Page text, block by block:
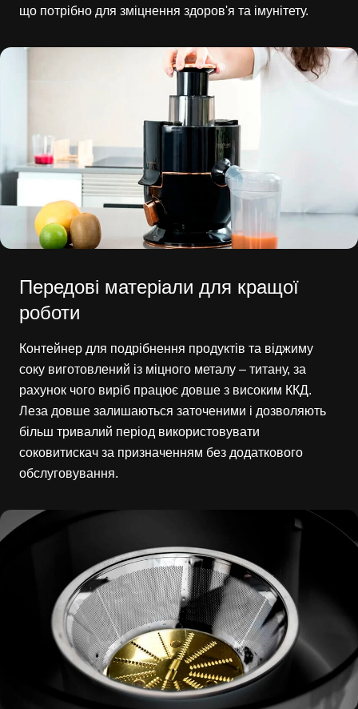
що потрібно для зміцнення здоров'я та імунітету.
Передові матеріали для кращої
роботи
Контейнер для подрібнення продуктів та віджиму
соку виготовлений із міцного металу – титану, за
рахунок чого виріб працює довше з високим ККД.
Леза довше залишаються заточеними і дозволяють
більш тривалий період використовувати
соковитискач за призначенням без додаткового
обслуговування.